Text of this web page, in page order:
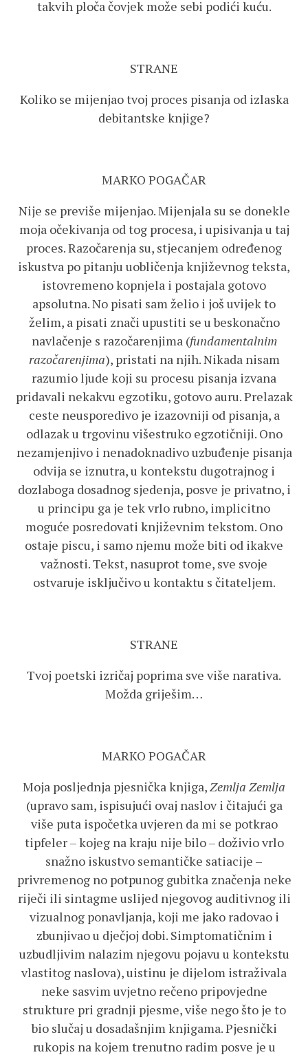
takvih ploča čovjek može sebi podići kuću.
STRANE
Koliko se mijenjao tvoj proces pisanja od izlaska
debitantske knjige?
MARKO POGAČAR
Nije se previše mijenjao. Mijenjala su se donekle
moja očekivanja od tog procesa, i upisivanja u taj
proces. Razočarenja su, stjecanjem određenog
iskustva po pitanju uobličenja književnog teksta,
istovremeno kopnjela i postajala gotovo
apsolutna. No pisati sam želio i još uvijek to
želim, a pisati znači upustiti se u beskonačno
navlačenje s razočarenjima (fundamentalnim
razočarenjima), pristati na njih. Nikada nisam
razumio ljude koji su procesu pisanja izvana
pridavali nekakvu egzotiku, gotovo auru. Prelazak
ceste neusporedivo je izazovniji od pisanja, a
odlazak u trgovinu višestruko egzotičniji. Ono
nezamjenjivo i nenadoknadivo uzbuđenje pisanja
odvija se iznutra, u kontekstu dugotrajnog i
dozlaboga dosadnog sjedenja, posve je privatno, i
u principu ga je tek vrlo rubno, implicitno
moguće posredovati književnim tekstom. Ono
ostaje piscu, i samo njemu može biti od ikakve
važnosti. Tekst, nasuprot tome, sve svoje
ostvaruje isključivo u kontaktu s čitateljem.
STRANE
Tvoj poetski izričaj poprima sve više narativa.
Možda griješim…
MARKO POGAČAR
Moja posljednja pjesnička knjiga,Zemlja Zemlja
(upravo sam, ispisujući ovaj naslov i čitajući ga
više puta ispočetka uvjeren da mi se potkrao
tipfeler – kojeg na kraju nije bilo – doživio vrlo
snažno iskustvo semantičke satiacije –
privremenog no potpunog gubitka značenja neke
riječi ili sintagme uslijed njegovog auditivnog ili
vizualnog ponavljanja, koji me jako radovao i
zbunjivao u dječjoj dobi. Simptomatičnim i
uzbudljivim nalazim njegovu pojavu u kontekstu
vlastitog naslova), uistinu je dijelom istraživala
neke sasvim uvjetno rečeno pripovjedne
strukture pri gradnji pjesme, više nego što je to
bio slučaj u dosadašnjim knjigama. Pjesnički
rukopis na kojem trenutno radim posve je u